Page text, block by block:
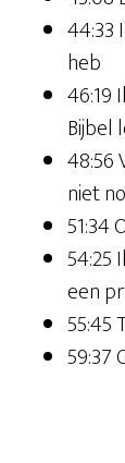
44:33
heb
46:19
Bijbel
48:56
niet
51:34
54:25
een
55:45
59:37